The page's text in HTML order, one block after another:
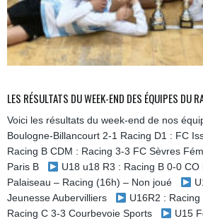
LES RÉSULTATS DU WEEK-END DES ÉQUIPES DU
Voici les résultats du week-end de nos
Boulogne-Billancourt 2-1 Racing D1 : FC
Racing B CDM : Racing 3-3 FC Sèvres
Paris B
U18 u18 R3 : Racing B 0-0
Palaiseau – Racing (16h) – Non joué
Jeunesse Aubervilliers
U16R2 :
Racing C 3-3 Courbevoie Sports
U15